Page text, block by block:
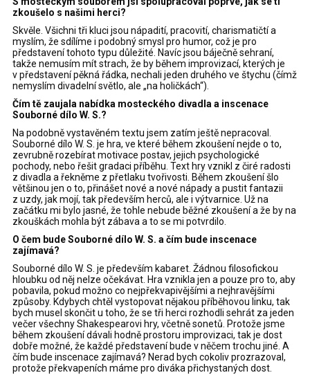
zkoušelo s našimi herci?
Skvěle. Všichni tři kluci jsou nápadití, pracovití, charismatičtí a
myslím, že sdílíme i podobný smysl pro humor, což je pro
představení tohoto typu důležité. Navíc jsou báječně sehraní,
takže nemusím mít strach, že by během improvizací, kterých je
v představení pěkná řádka, nechali jeden druhého ve štychu (čímž
nemyslím divadelní světlo, ale „na holičkách“).
Čím tě zaujala nabídka mosteckého divadla a inscenace
Souborné dílo W. S.?
Na podobně vystavěném textu jsem zatím ještě nepracoval.
Souborné dílo W. S. je hra, ve které během zkoušení nejde o to,
zevrubně rozebírat motivace postav, jejich psychologické
pochody, nebo řešit gradaci příběhu. Text hry vznikl z čiré radosti
z divadla a řekněme z přetlaku tvořivosti. Během zkoušení šlo
většinou jen o to, přinášet nové a nové nápady a pustit fantazii
z uzdy, jak mojí, tak především herců, ale i výtvarnice. Už na
začátku mi bylo jasné, že tohle nebude běžné zkoušení a že by na
zkouškách mohla být zábava a to se mi potvrdilo.
O čem bude Souborné dílo W. S. a čím bude inscenace
zajímavá?
Souborné dílo W. S. je především kabaret. Žádnou filosofickou
hloubku od něj nelze očekávat. Hra vznikla jen a pouze pro to, aby
pobavila, pokud možno co nejpřekvapivějšími a nejhravějšími
způsoby. Kdybych chtěl vystopovat nějakou příběhovou linku, tak
bych musel skončit u toho, že se tři herci rozhodli sehrát za jeden
večer všechny Shakespearovi hry, včetně sonetů. Protože jsme
během zkoušení dávali hodně prostoru improvizaci, tak je dost
dobře možné, že každé představení bude v něčem trochu jiné. A
čím bude inscenace zajímavá? Nerad bych cokoliv prozrazoval,
protože překvapeních máme pro diváka přichystaných dost.